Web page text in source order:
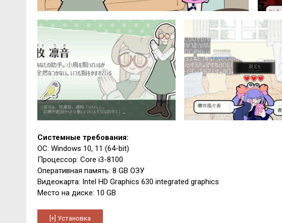
Системные требования:
ОС: Windows 10, 11 (64-bit)
Процессор: Core i3-8100
Оперативная память: 8 GB ОЗУ
Видеокарта: Intel HD Graphics 630 integrated graphics
Место на диске: 10 GB